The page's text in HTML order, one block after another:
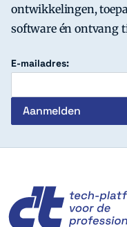
ontwikkelingen,
software én ontvang
E-mailadres: